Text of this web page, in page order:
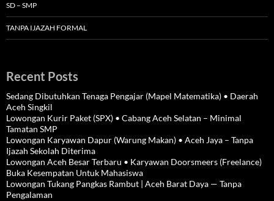
SD – SMP
TANPA IJAZAH FORMAL
Recent Posts
Sedang Dibutuhkan Tenaga Pengajar (Mapel Matematika) • Daerah
Aceh Singkil
Lowongan Kurir Paket (SPX) • Cabang Aceh Selatan – Minimal
Tamatan SMP
Lowongan Karyawan Dapur (Warung Makan) • Aceh Jaya – Tanpa
Ijazah Sekolah Diterima
Lowongan Aceh Besar Terbaru • Karyawan Doorsmeers (Freelance)
Buka Kesempatan Untuk Mahasiswa
Lowongan Tukang Pangkas Rambut | Aceh Barat Daya — Tanpa
Pengalaman